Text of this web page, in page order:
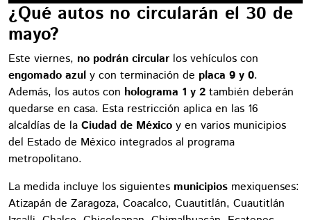
¿Qué autos no circularán el 30 de
mayo?
Este viernes, no podrán circular los vehículos con
engomado azul y con terminación de placa 9 y 0.
Además, los autos con holograma 1 y 2 también deberán
quedarse en casa. Esta restricción aplica en las 16
alcaldías de la Ciudad de México y en varios municipios
del Estado de México integrados al programa
metropolitano.
La medida incluye los siguientes municipios mexiquenses:
Atizapán de Zaragoza, Coacalco, Cuautitlán, Cuautitlán